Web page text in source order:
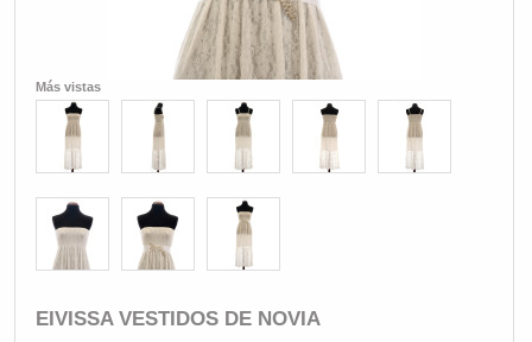
Más vistas
EIVISSA VESTIDOS DE NOVIA